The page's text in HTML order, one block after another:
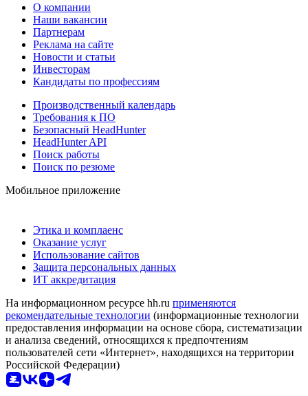
О компании
Наши вакансии
Партнерам
Реклама на сайте
Новости и статьи
Инвесторам
Кандидаты по профессиям
Производственный календарь
Требования к ПО
Безопасный HeadHunter
HeadHunter API
Поиск работы
Поиск по резюме
Мобильное приложение
Этика и комплаенс
Оказание услуг
Использование сайтов
Защита персональных данных
ИТ аккредитация
На информационном ресурсе hh.ru применяются
рекомендательные технологии (информационные технологии
предоставления информации на основе сбора, систематизации
и анализа сведений, относящихся к предпочтениям
пользователей сети «Интернет», находящихся на территории
Российской Федерации)